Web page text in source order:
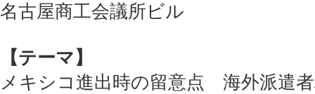
名古屋商工会議所ビル
【テーマ】
メキシコ進出時の留意点 海外派遣